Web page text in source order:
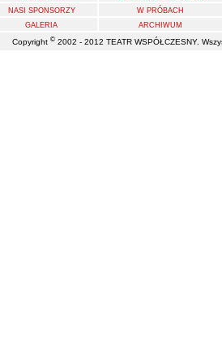
NASI SPONSORZY
W PRÓBACH
GALERIA ARCHIWUM
Copyright © 2002 - 2012 TEATR WSPÓŁCZESNY.